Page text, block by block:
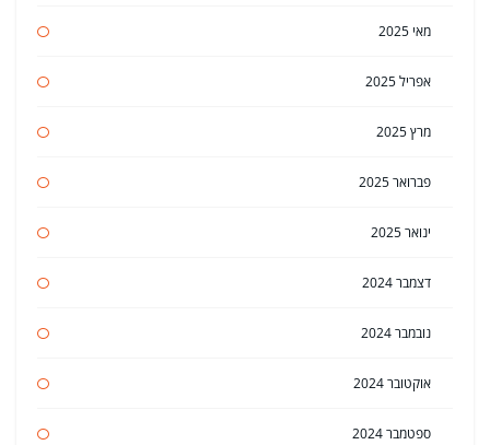
מאי 2025
אפריל 2025
מרץ 2025
פברואר 2025
ינואר 2025
דצמבר 2024
נובמבר 2024
אוקטובר 2024
ספטמבר 2024